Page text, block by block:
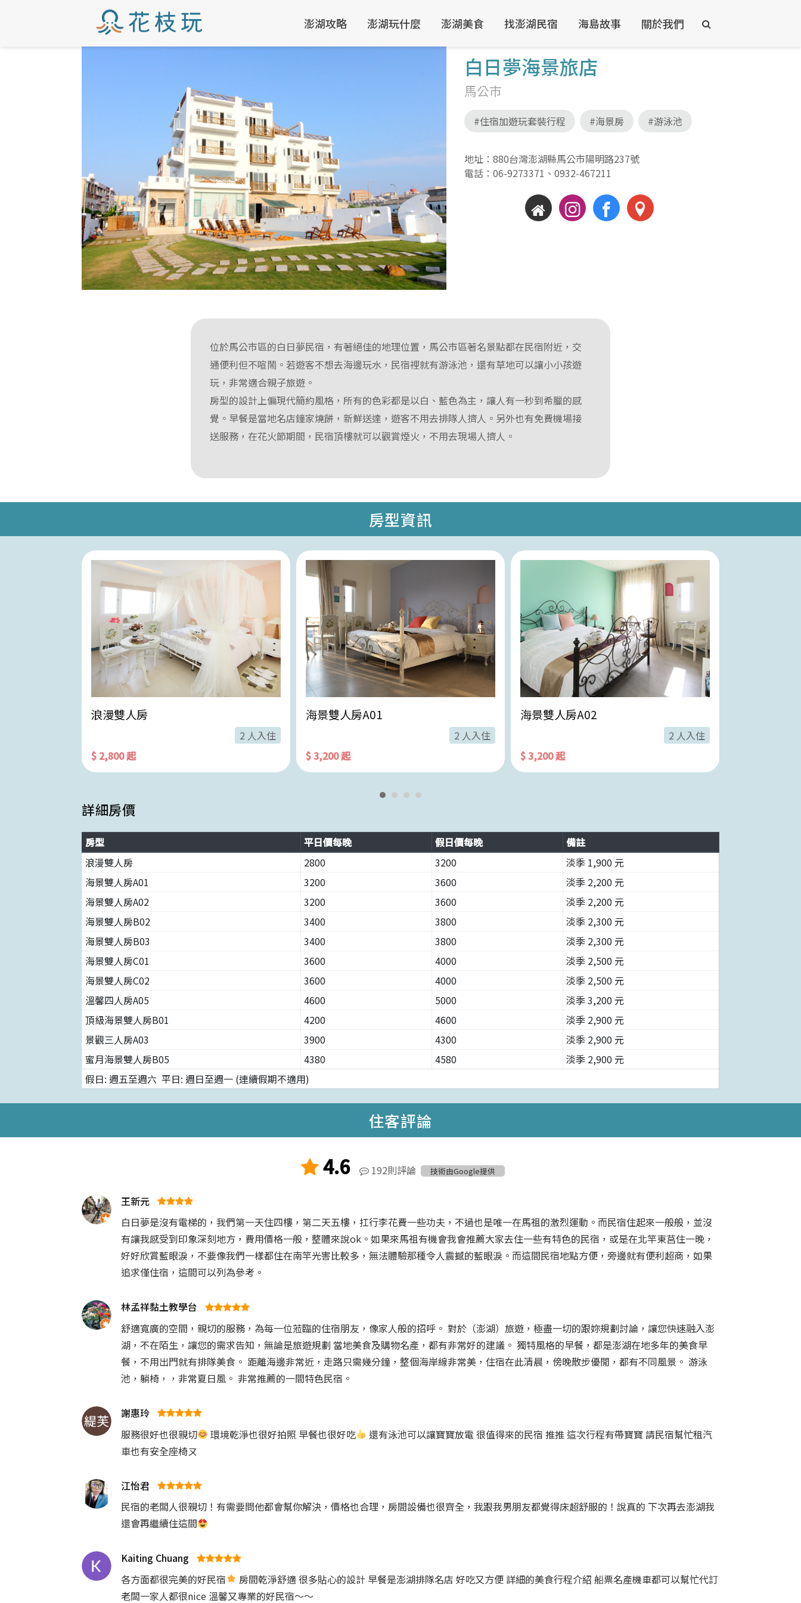
澎湖攻略 澎湖玩什麼 澎湖美食 找澎湖民宿 海島故事 關於我們
白日夢海景旅店
馬公市
#住宿加遊玩套裝行程 #海景房 #游泳池
地址：880台灣澎湖縣馬公市陽明路237號
電話： 06-9273371 、 0932-467211
位於馬公市區的白日夢民宿，有著絕佳的地理位置，馬公市區著名景點都在民宿附近，交
通便利但不喧鬧。若遊客不想去海邊玩水，民宿裡就有游泳池，還有草地可以讓小小孩遊
玩，非常適合親子旅遊。
房型的設計上偏現代簡約風格，所有的色彩都是以白、藍色為主，讓人有一秒到希臘的感
覺。早餐是當地名店鐘家燒餅，新鮮送達，遊客不用去排隊人擠人。另外也有免費機場接
送服務，在花火節期間，民宿頂樓就可以觀賞煙火，不用去現場人擠人。
房型資訊
浪漫雙人房
2 人入住
$ 2,800 起
海景雙人房A01
2 人入住
$ 3,200 起
海景雙人房A02
2 人入住
$ 3,200 起
詳細房價
房型 平日價每晚 假日價每晚
備註
浪漫雙人房
2800 3200
淡季 1,900 元
海景雙人房A01
3200 3600
淡季 2,200 元
海景雙人房A02
3200 3600
淡季 2,200 元
海景雙人房B02
3400 3800
淡季 2,300 元
海景雙人房B03
3400 3800
淡季 2,300 元
海景雙人房C01
3600 4000
淡季 2,500 元
海景雙人房C02
3600 4000
淡季 2,500 元
溫馨四人房A05
4600 5000
淡季 3,200 元
頂級海景雙人房B01
4200 4600
淡季 2,900 元
景觀三人房A03
3900 4300
淡季 2,900 元
蜜月海景雙人房B05
4380 4580
淡季 2,900 元
假日: 週五至週六  平日: 週日至週一 (連續假期不適用)
住客評論
4.6 192則評論 技術由Google提供
王新元
白日夢是沒有電梯的，我們第一天住四樓，第二天五樓，扛行李花費一些功夫，不過也是唯一在馬祖的激烈運動。而民宿住起來一般般，並沒
有讓我感受到印象深刻地方，費用價格一般，整體來說ok。如果來馬祖有機會我會推薦大家去住一些有特色的民宿，或是在北竿東莒住一晚，
好好欣賞藍眼淚，不要像我們一樣都住在南竿光害比較多，無法體驗那種令人震撼的藍眼淚。而這間民宿地點方便，旁邊就有便利超商，如果
追求僅住宿，這間可以列為參考。
林孟祥黏土教學台
舒適寬廣的空間，親切的服務，為每一位蒞臨的住宿朋友，像家人般的招呼。 對於（澎湖）旅遊，極盡一切的跟妳規劃討論，讓您快速融入澎
湖，不在陌生，讓您的需求告知，無論是旅遊規劃 當地美食及購物名產，都有非常好的建議。 獨特風格的早餐，都是澎湖在地多年的美食早
餐，不用出門就有排隊美食。 距離海邊非常近，走路只需幾分鐘，整個海岸線非常美，住宿在此清晨，傍晚散步優閒，都有不同風景。 游泳
池，躺椅，，非常夏日風。 非常推薦的一間特色民宿。
謝惠玲
服務很好也很親切
環境乾淨也很好拍照 早餐也很好吃
還有泳池可以讓寶寶放電 很值得來的民宿 推推 這次行程有帶寶寶 請民宿幫忙租汽
車也有安全座椅ㄡ
江怡君
民宿的老闆人很親切！有需要問他都會幫你解決，價格也合理，房間設備也很齊全，我跟我男朋友都覺得床超舒服的！說真的 下次再去澎湖我
還會再繼續住這間
Kaiting Chuang
各方面都很完美的好民宿
房間乾淨舒適 很多貼心的設計 早餐是澎湖排隊名店 好吃又方便 詳細的美食行程介紹 船票名產機車都可以幫忙代訂
老闆一家人都很nice 溫馨又專業的好民宿～～